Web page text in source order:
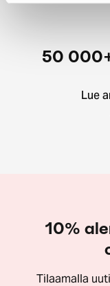
50
Lue
10%
Tilaamalla